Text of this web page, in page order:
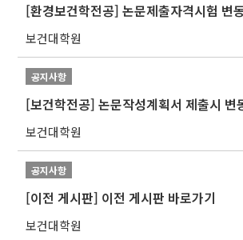
[환경보건학전공] 논문제출자격시험 변
보건대학원
공지사항
[보건학전공] 논문작성계획서 제출시 변
보건대학원
공지사항
[이전 게시판] 이전 게시판 바로가기
보건대학원